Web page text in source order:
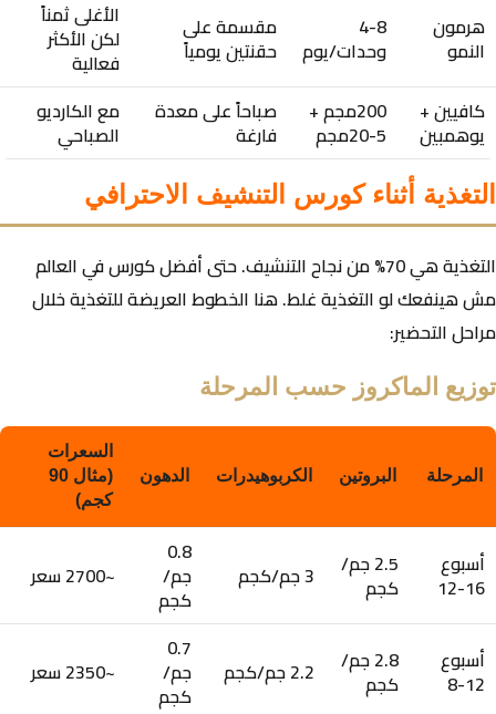
هرمون
النمو
4-8
وحدات/يوم
مقسمة على
حقنتين يومياً
الأغلى ثمناً
لكن الأكثر
فعالية
كافيين +
يوهمبين
200مجم +
5-20مجم
صباحاً على معدة
فارغة
مع الكارديو
الصباحي
التغذية أثناء كورس التنشيف الاحترافي
التغذية هي70% من نجاح التنشيف
. حتى أفضل كورس في العالم
مش هينفعك لو التغذية غلط. هنا الخطوط العريضة للتغذية خلال
مراحل التحضير:
توزيع الماكروز حسب المرحلة
المرحلة البروتين الكربوهيدرات الدهون
السعرات
(مثال 90
كجم)
أسبوع
16-12
2.5 جم/
كجم 3 جم/كجم
0.8
جم/
كجم
~2700 سعر
أسبوع
12-8
2.8 جم/
كجم 2.2 جم/كجم
0.7
جم/
كجم
~2350 سعر